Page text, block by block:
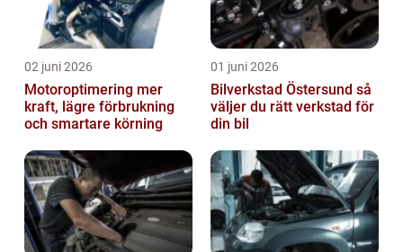
02 juni 2026
Motoroptimering mer
kraft, lägre förbrukning
och smartare körning
01 juni 2026
Bilverkstad Östersund så
väljer du rätt verkstad för
din bil